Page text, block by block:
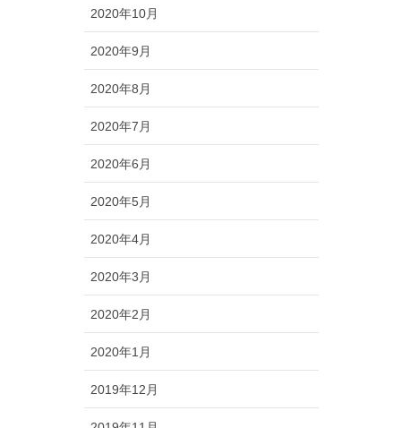
2020年10月
2020年9月
2020年8月
2020年7月
2020年6月
2020年5月
2020年4月
2020年3月
2020年2月
2020年1月
2019年12月